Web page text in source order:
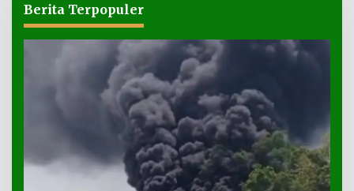
Berita Terpopuler